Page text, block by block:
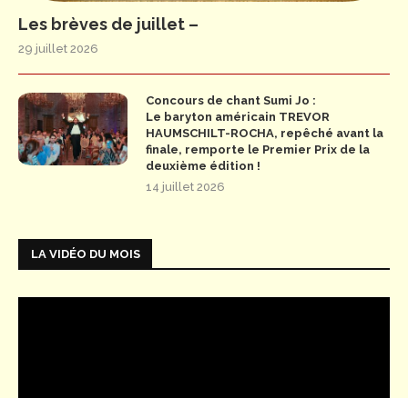
Les brèves de juillet –
29 juillet 2026
Concours de chant Sumi Jo :
Le baryton américain TREVOR
HAUMSCHILT-ROCHA, repêché avant la
finale, remporte le Premier Prix de la
deuxième édition !
14 juillet 2026
LA VIDÉO DU MOIS